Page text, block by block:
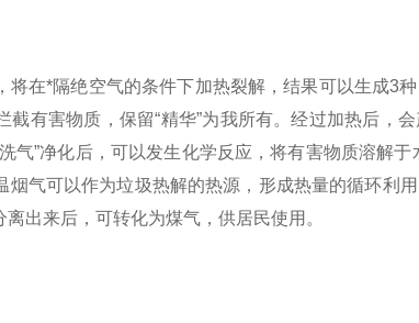
*隔绝空气的条件下加热裂解，结果可以生成3
截有害物质，保留“精华”为我所有。经过加热后，
气”净化后，可以发生化学反应，将有害物质溶解
气可以作为垃圾热解的热源，形成热量的循环利
出来后，可转化为煤气，供居民使用。